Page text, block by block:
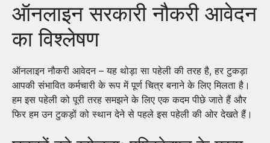
ऑनलाइन सरकारी नौकरी आवेदन
का विश्लेषण
ऑनलाइन नौकरी आवेदन – यह थोड़ा सा पहेली की तरह है, हर टुकड़ा
आपकी संभावित कर्मचारी के रूप में पूर्ण चित्र बनाने के लिए मिलता है।
हम इस पहेली को पूरी तरह समझने के लिए एक कदम पीछे जाते हैं और
फिर हम उन टुकड़ों को स्थान देने से पहले इस पहेली की ओर देखते हैं।